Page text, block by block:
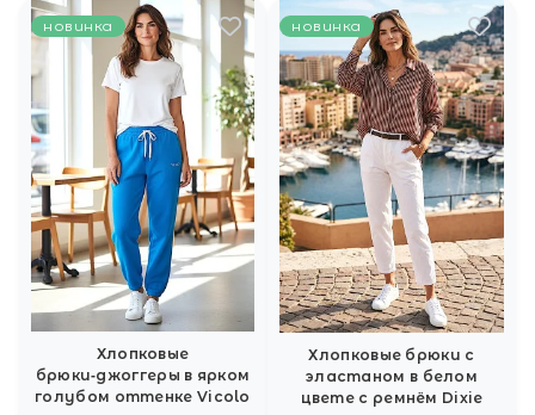
новинка
Хлопковые
брюки‑джоггеры в ярком
голубом оттенке Vicolo
новинка
Хлопковые брюки с
эластаном в белом
цвете с ремнём Dixie